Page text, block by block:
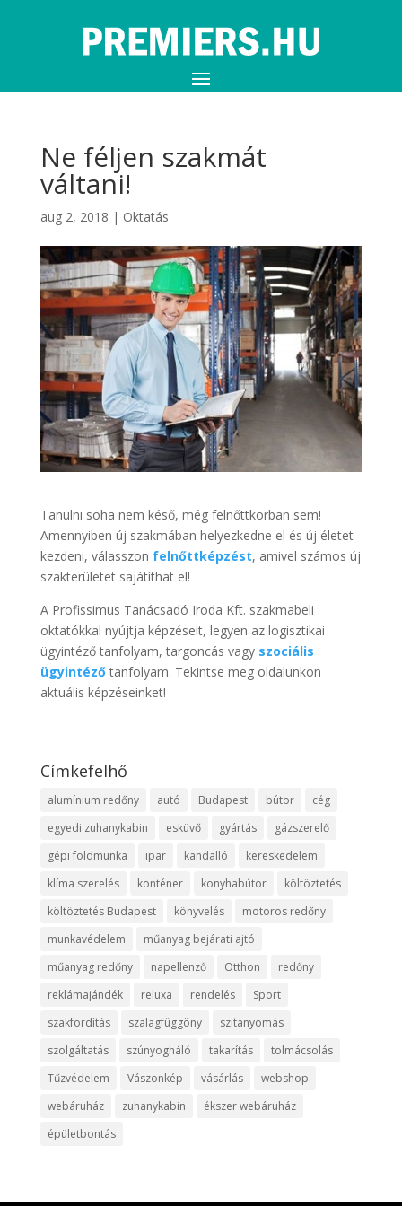
Ne féljen szakmát
váltani!
aug 2, 2018 | Oktatás
Tanulni soha nem késő, még felnőttkorban sem!
Amennyiben új szakmában helyezkedne el és új életet
kezdeni, válasszon felnőttképzést, amivel számos új
szakterületet sajátíthat el!
A Profissimus Tanácsadó Iroda Kft. szakmabeli
oktatókkal nyújtja képzéseit, legyen az logisztikai
ügyintéző tanfolyam, targoncás vagy szociális
ügyintéző tanfolyam. Tekintse meg oldalunkon
aktuális képzéseinket!
Címkefelhő
alumínium redőny autó Budapest bútor
cég
egyedi zuhanykabin
esküvő gyártás
gázszerelő
gépi földmunka
ipar kandalló
kereskedelem
klíma szerelés
konténer konyhabútor
költöztetés
költöztetés Budapest
könyvelés
motoros redőny
munkavédelem
műanyag bejárati ajtó
műanyag redőny
napellenző Otthon
redőny
reklámajándék
reluxa rendelés
Sport
szakfordítás
szalagfüggöny
szitanyomás
szolgáltatás
szúnyogháló takarítás
tolmácsolás
Tűzvédelem
Vászonkép vásárlás
webshop
webáruház
zuhanykabin
ékszer webáruház
épületbontás